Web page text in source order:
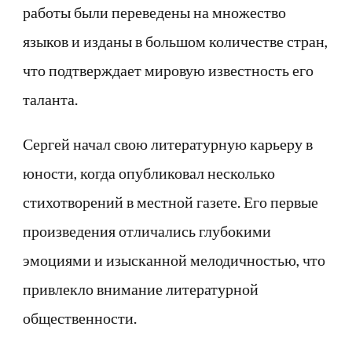
работы были переведены на множество
языков и изданы в большом количестве стран,
что подтверждает мировую известность его
таланта.
Сергей начал свою литературную карьеру в
юности, когда опубликовал несколько
стихотворений в местной газете. Его первые
произведения отличались глубокими
эмоциями и изысканной мелодичностью, что
привлекло внимание литературной
общественности.